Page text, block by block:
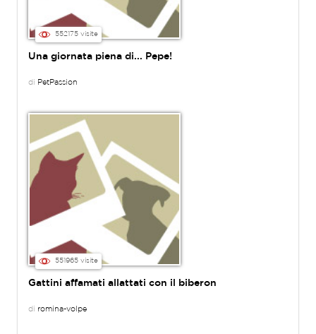
552175 visite
Una giornata piena di... Pepe!
di PetPassion
551965 visite
Gattini affamati allattati con il biberon
di romina-volpe